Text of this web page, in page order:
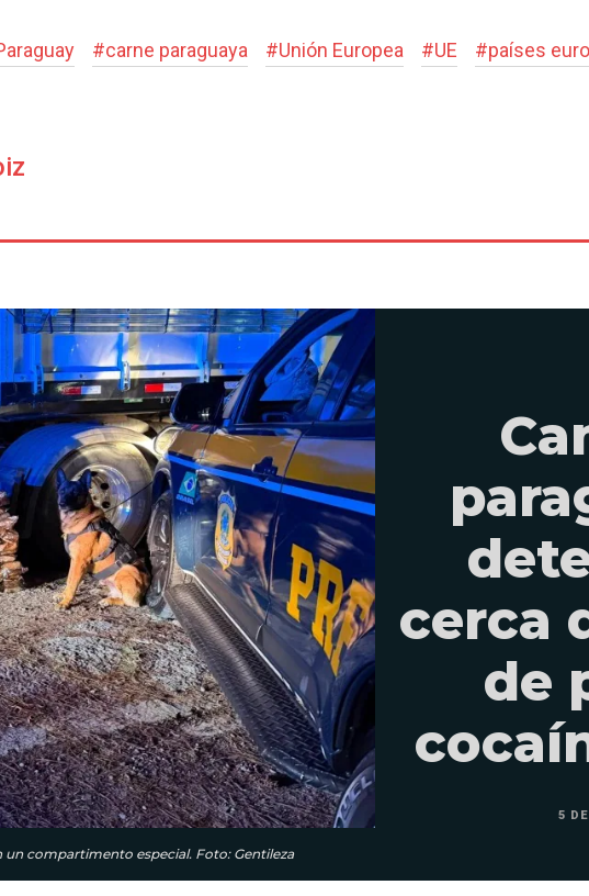
#carne paraguaya #Unión Europea #UE #países
un compartimento especial. Foto: Gentileza
cerca
de
5